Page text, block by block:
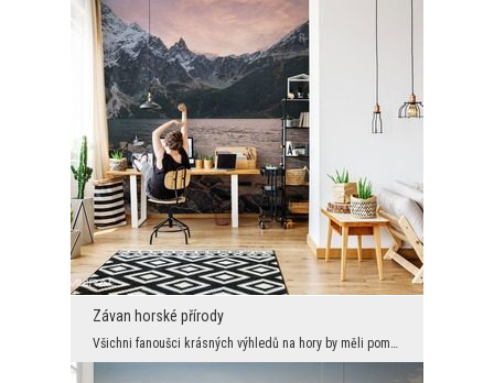
Závan horské přírody
Všichni fanoušci krásných výhledů na hory by měli pomyslet o vytvoření této jedinečné nástěnné de...